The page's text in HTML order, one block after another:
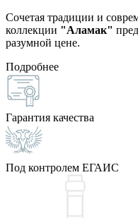
Сочетая традиции и
коллекции "Аламак"
разумной цене.
Подробнее
Гарантия качества
Под контролем ЕГАИС